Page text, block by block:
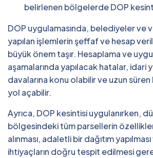
belirlenen bölgelerde DOP
DOP uygulamasında, belediyeler ve
yapılan işlemlerin şeffaf ve hesap
büyük önem taşır. Hesaplama ve
aşamalarında yapılacak hatalar, idari
davalarına konu olabilir ve uzun
yol açabilir.
Ayrıca, DOP kesintisi uygulanırken,
bölgesindeki tüm parsellerin
alınması, adaletli bir dağıtım
ihtiyaçların doğru tespit edilmesi